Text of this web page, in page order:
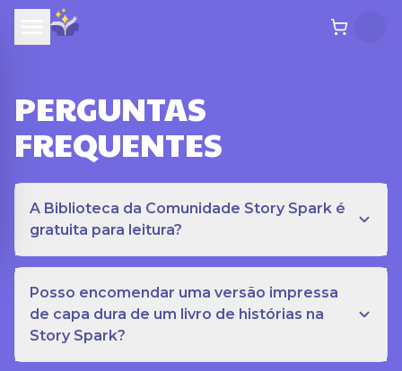
PERGUNTAS
FREQUENTES
A Biblioteca da Comunidade Story Spark é
gratuita para leitura?
Posso encomendar uma versão impressa
de capa dura de um livro de histórias na
Story Spark?